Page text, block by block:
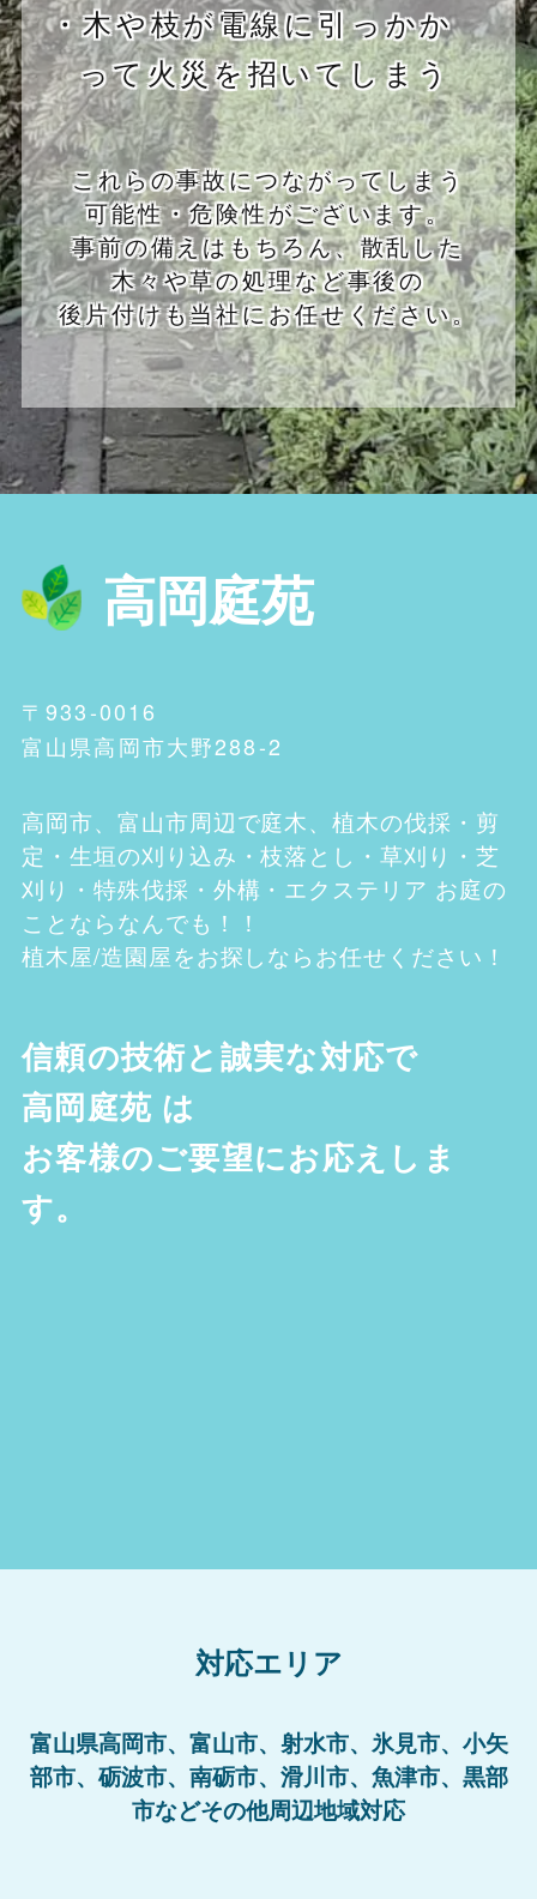
・木や枝が電線に引っかか
って火災を招いてしまう
これらの事故につながってしまう
可能性・危険性がございます。
事前の備えはもちろん、散乱した
木々や草の処理など事後の
後片付けも当社にお任せください。
高岡庭苑
〒933-0016
富山県高岡市大野288-2
高岡市、富山市周辺で庭木、植木の伐採・剪
定・生垣の刈り込み・枝落とし・草刈り・芝
刈り・特殊伐採・外構・エクステリア お庭の
ことならなんでも！！
植木屋/造園屋をお探しならお任せください！
信頼の技術と誠実な対応で
高岡庭苑 は
お客様のご要望にお応えしま
す。
対応エリア
富山県高岡市、富山市、射水市、氷見市、小矢
部市、砺波市、南砺市、滑川市、魚津市、黒部
市などその他周辺地域対応